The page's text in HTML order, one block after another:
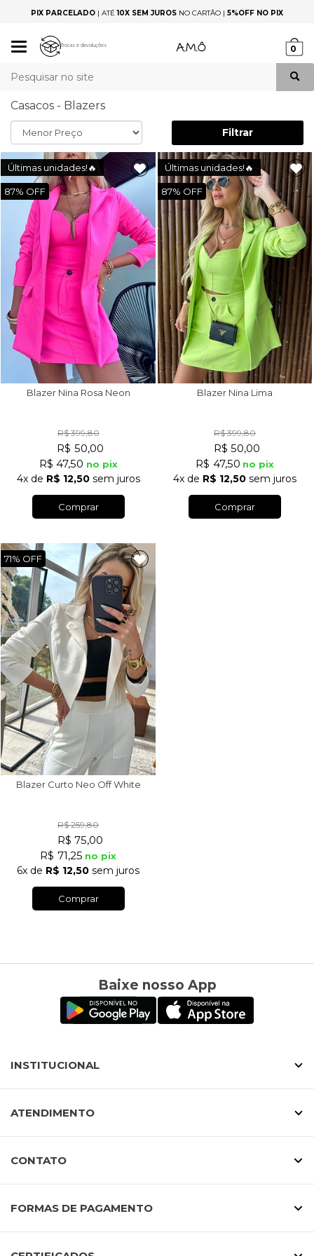
PIX PARCELADO | ATÉ 10X SEM JUROS NO CARTÃO | 5%OFF NO PIX
Mudar
Trocas e devoluções 0
Casacos - Blazers
Filtrar
Últimas unidades!🔥
87%
Blazer Nina Rosa Neon
R$ 399,80
R$ 50,00
R$ 47,50 no pix
4xde R$ 12,50sem juros
Comprar
Últimas unidades!🔥
87%
Blazer Nina Lima
R$ 399,80
R$ 50,00
R$ 47,50 no pix
4x de R$ 12,50 sem juros
Comprar
71%
Blazer Curto Neo Off White
R$ 259,80
R$ 75,00
R$ 71,25 no pix
6x de R$ 12,50 sem juros
Comprar
Baixe nosso App
INSTITUCIONAL
ATENDIMENTO
CONTATO
FORMAS DE PAGAMENTO